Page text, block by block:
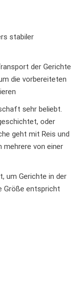
stabiler
der Gerichte
die vorbereiteten
sehr beliebt.
oder
geht mit Reis und
mehrere von einer
um Gerichte in der
Größe entspricht